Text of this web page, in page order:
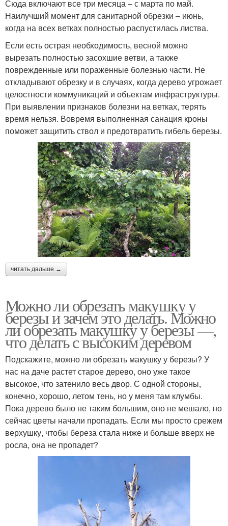
Сюда включают все три месяца – с марта по май.
Наилучший момент для санитарной обрезки – июнь,
когда на всех ветках полностью распустилась листва.
Если есть острая необходимость, весной можно
вырезать полностью засохшие ветви, а также
поврежденные или пораженные болезнью части. Не
откладывают обрезку и в случаях, когда дерево угрожает
целостности коммуникаций и объектам инфраструктуры.
При выявлении признаков болезни на ветках, терять
время нельзя. Вовремя выполненная санация кроны
поможет защитить ствол и предотвратить гибель березы.
читать дальше →
Можно ли обрезать макушку у
березы и зачем это делать. Можно
ли обрезать макушку у березы —,
что делать с высоким деревом
Подскажите, можно ли обрезать макушку у березы? У
нас на даче растет старое дерево, оно уже такое
высокое, что затенило весь двор. С одной стороны,
конечно, хорошо, летом тень, но у меня там клумбы.
Пока дерево было не таким большим, оно не мешало, но
сейчас цветы начали пропадать. Если мы просто срежем
верхушку, чтобы береза стала ниже и больше вверх не
росла, она не пропадет?